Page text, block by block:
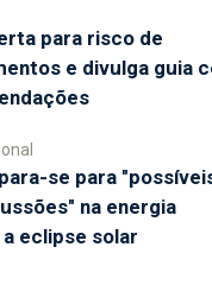
para risco de
e divulga guia
se para
na energia
eclipse solar